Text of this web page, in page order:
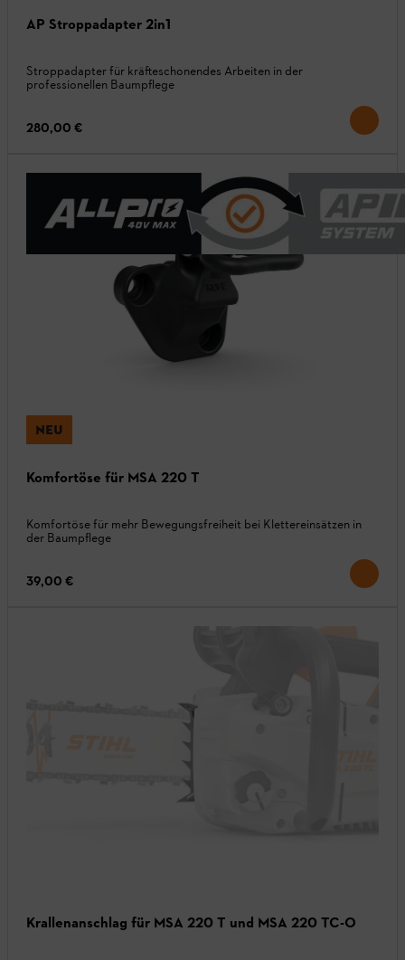
AP Stroppadapter 2in1
Stroppadapter für kräfteschonendes Arbeiten in der
professionellen Baumpflege
280,00 €
NEU
Komfortöse für MSA 220 T
Komfortöse für mehr Bewegungsfreiheit bei Klettereinsätzen in
der Baumpflege
39,00 €
Krallenanschlag für MSA 220 T und MSA 220 TC-O